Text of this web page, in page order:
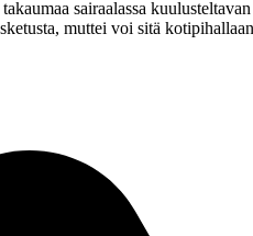
sairaalassa
muttei voi sitä